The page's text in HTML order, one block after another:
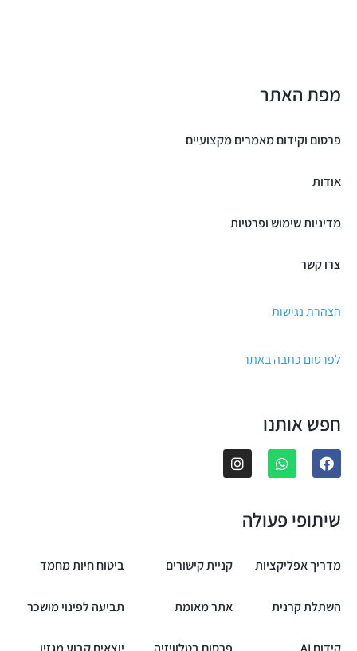
מפת האתר
פרסום וקידום מאמרים מקצועיים
אודות
מדיניות שימוש ופרטיות
צרו קשר
הצהרת נגישות
לפרסום כתבה באתר
חפש אותנו
שיתופי פעולה
מדריך אפליקציות קניית קישורים ביטוח חיות מחמד
השתלת קרנית אתר מאומת תביעה לפינוי מושכר